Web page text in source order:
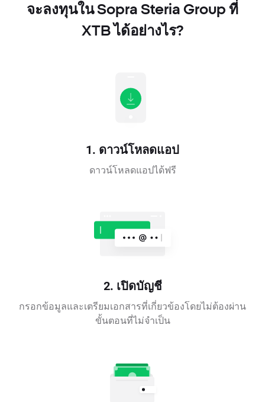
จะลงทุนใน Sopra Steria Group ที่
XTB ได้อย่างไร?
1. ดาวน์โหลดแอป
ดาวน์โหลดแอปได้ฟรี
2. เปิดบัญชี
กรอกข้อมูลและเตรียมเอกสารที่เกี่ยวข้องโดยไม่ต้องผ่าน
ขั้นตอนที่ไม่จำเป็น